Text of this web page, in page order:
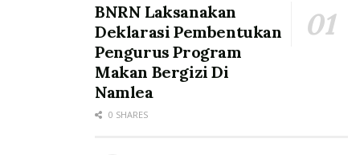
BNRN Laksanakan
Deklarasi Pembentukan
Pengurus Program
Makan Bergizi Di
Namlea
0 SHARES